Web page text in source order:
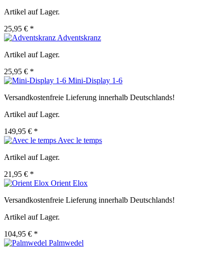
Artikel auf Lager.
25,95 € *
Adventskranz
Artikel auf Lager.
25,95 € *
Mini-Display 1-6
Versandkostenfreie Lieferung innerhalb Deutschlands!
Artikel auf Lager.
149,95 € *
Avec le temps
Artikel auf Lager.
21,95 € *
Orient Elox
Versandkostenfreie Lieferung innerhalb Deutschlands!
Artikel auf Lager.
104,95 € *
Palmwedel